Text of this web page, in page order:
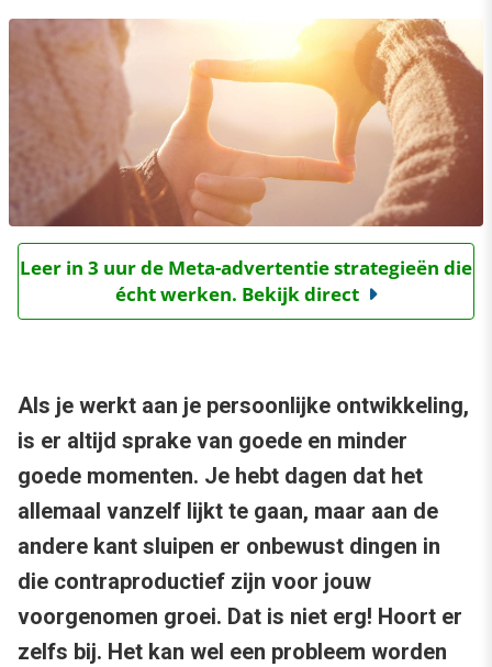
Leer in 3 uur de Meta-advertentie strategieën die
écht werken. Bekijk direct
Als je werkt aan je persoonlijke ontwikkeling,
is er altijd sprake van goede en minder
goede momenten. Je hebt dagen dat het
allemaal vanzelf lijkt te gaan, maar aan de
andere kant sluipen er onbewust dingen in
die contraproductief zijn voor jouw
voorgenomen groei. Dat is niet erg! Hoort er
zelfs bij. Het kan wel een probleem worden